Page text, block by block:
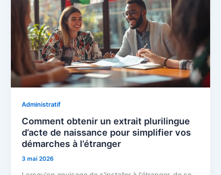
Administratif
Comment obtenir un extrait plurilingue
d’acte de naissance pour simplifier vos
démarches à l’étranger
3 mai 2026